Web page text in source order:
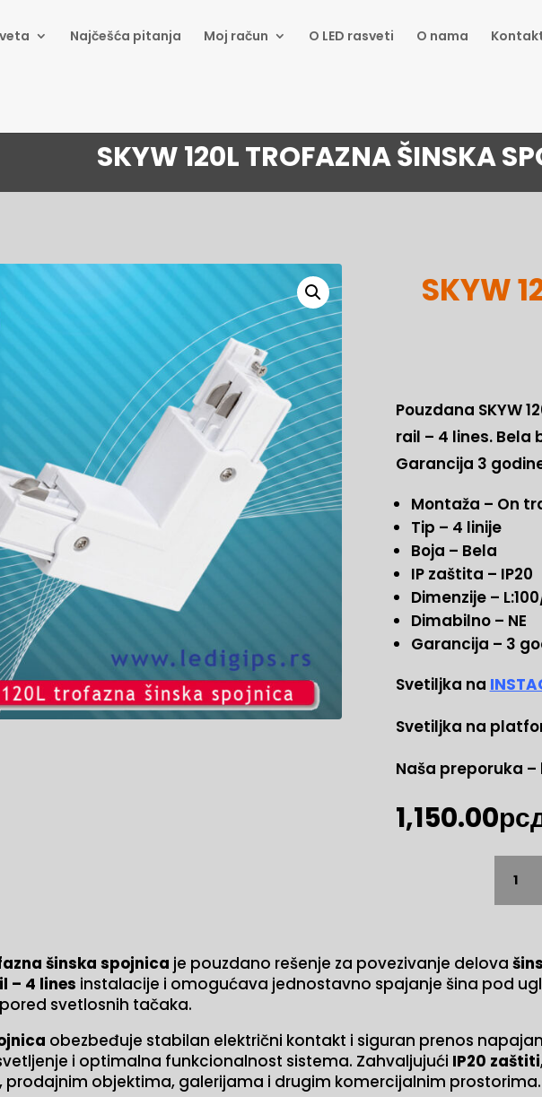
Najčešća pitanja Moj račun O LED rasveti O nama
SKYW 120L TROFAZNA ŠINSKA
SKYW
Pouzdana SKYW
rail – 4 lines. Bela
Garancija 3
Montaža – On
Tip – 4 linije
Boja – Bela
IP zaštita – IP20
Dimenzije –
Dimabilno – NE
Garancija – 3
Svetiljka na
Svetiljka na
Naša preporuka
1,150.00
120L
šinska spojnica je pouzdano rešenje za povezivanje delova
– 4 lines instalacije i omogućava jednostavno spajanje šina pod
svetlosnih tačaka.
obezbeđuje stabilan električni kontakt i siguran prenos
i optimalna funkcionalnost sistema. Zahvaljujući IP20 zaštiti
prodajnim objektima, galerijama i drugim komercijalnim prostorima.